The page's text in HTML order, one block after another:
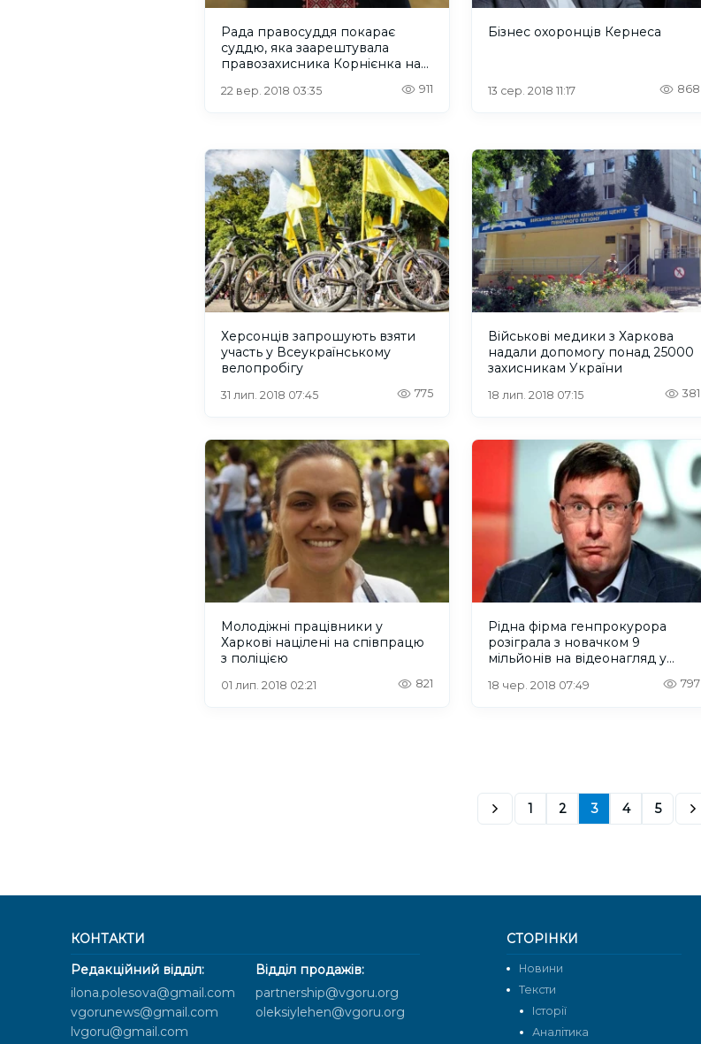
Рада правосуддя покарає
суддю, яка заарештувала
правозахисника Корнієнка на
22 вер. 2018 03:35 911
Бізнес охоронців Кернеса
13 сер. 2018 11:17 868
Херсонців запрошують взяти
участь у Всеукраїнському
велопробігу
31 лип. 2018 07:45 775
Військові медики з Харкова
надали допомогу понад 25000
захисникам України
18 лип. 2018 07:15 381
Молодіжні працівники у
Харкові націлені на співпрацю
з поліцією
01 лип. 2018 02:21 821
Рідна фірма генпрокурора
розіграла з новачком 9
мільйонів на відеонагляд у
18 чер. 2018 07:49 797
1 2 3 4 5
КОНТАКТИ
Редакційний відділ:
ilona.polesova@gmail.com
vgorunews@gmail.com
lvgoru@gmail.com
Відділ продажів:
partnership@vgoru.org
oleksiylehen@vgoru.org
СТОРІНКИ
Новини
Тексти
Історії
Аналітика